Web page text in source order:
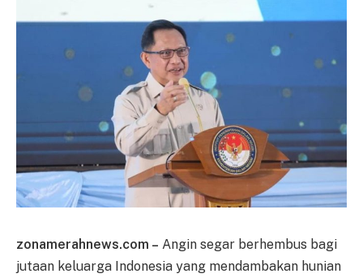
zonamerahnews.com – Angin segar berhembus bagi
jutaan keluarga Indonesia yang mendambakan hunian